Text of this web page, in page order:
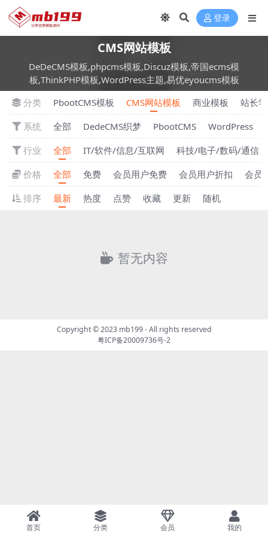
登录
CMS网站模板
DeDeCMS模板,phpcms模板,Discuz模板,帝国ecms模
板,ThinkPHP模板,WordPress主题,易优eyoucms模板
分类
PbootCMS模板 CMS网站模板 商业模板
站长
系统
全部 DedeCMS织梦 PbootCMS WordPress
行业
全部 IT/软件/信息/互联网
科技/电子/数码/通信
价格
全部 免费 会员用户免费 会员用户折扣
会员
排序
最新 热度 点赞 收藏 更新 随机
暂无内容
Copyright © 2023 mb199- All rights reserved
粤ICP备20009736号-2
首页 分类 会员 我的